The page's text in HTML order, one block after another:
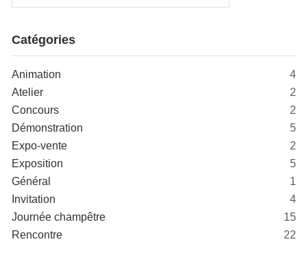
Catégories
Animation
4
Atelier
2
Concours
2
Démonstration
5
Expo-vente
2
Exposition
5
Général
1
Invitation
4
Journée champêtre
15
Rencontre
22